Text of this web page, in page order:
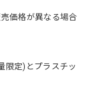
価格が異なる場合
限定)とプラスチッ